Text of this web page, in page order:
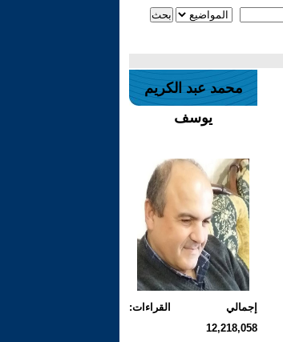
محمد عبد الكريم
يوسف
إجمالي القراءات:
12,218,058